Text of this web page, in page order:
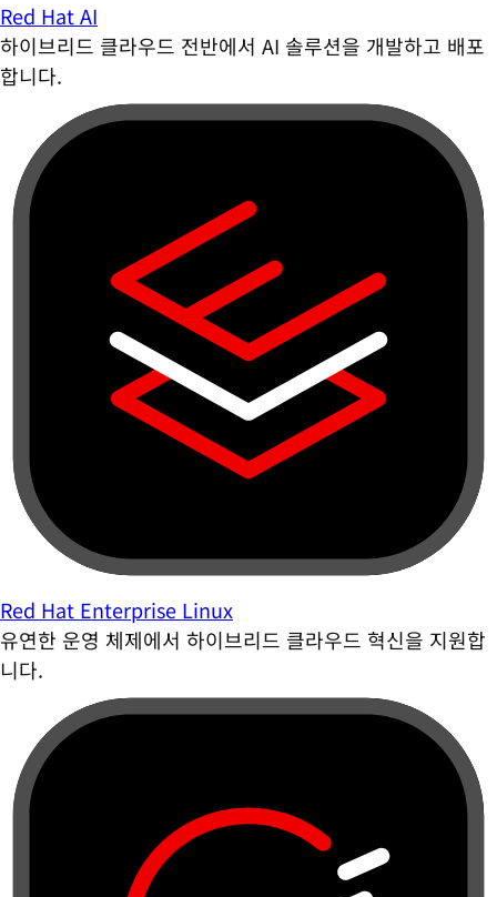
Red Hat AI
하이브리드 클라우드 전반에서 AI 솔루션을 개발하고 배포
합니다.
Red Hat Enterprise Linux
유연한 운영 체제에서 하이브리드 클라우드 혁신을 지원합
니다.